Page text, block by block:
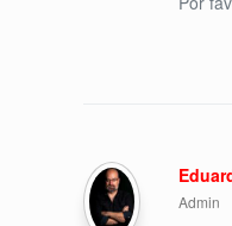
Admin